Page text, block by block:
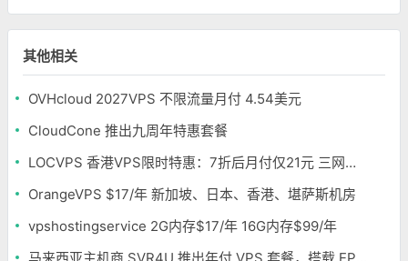
其他相关
OVHcloud 2027VPS 不限流量月付 4.54美元
CloudCone 推出九周年特惠套餐
LOCVPS 香港VPS限时特惠：7折后月付仅21元 三网优化BGP线路 可选原生IP
OrangeVPS $17/年 新加坡、日本、香港、堪萨斯机房
vpshostingservice 2G内存$17/年 16G内存$99/年